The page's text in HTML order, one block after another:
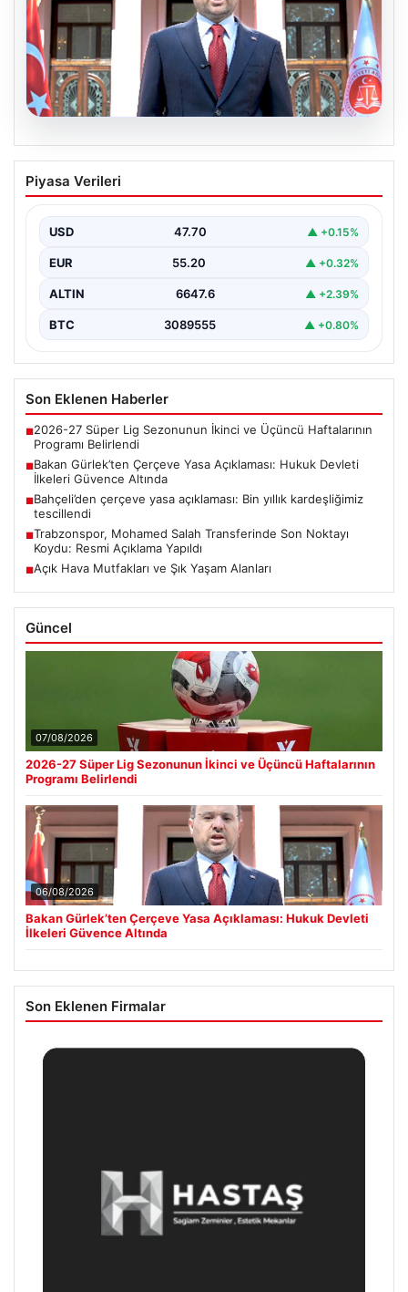
06.08.2026
Bakan Gürlek’ten Çerçeve Yasa
Açıklaması: Hukuk Devleti İlkeleri
Adalet Bakanı Akın Gürlek, Türkiye'nin terörden
yeni çerçeve…
Piyasa Verileri
USD 47.70 ▲ +0.15%
EUR 55.20 ▲ +0.32%
ALTIN 6647.6 ▲ +2.39%
BTC 3089555 ▲ +0.80%
Son Eklenen Haberler
■2026-27 Süper Lig Sezonunun İkinci ve Üçüncü Haftalarının
Programı Belirlendi
■Bakan Gürlek’ten Çerçeve Yasa Açıklaması: Hukuk Devleti
İlkeleri Güvence Altında
■Bahçeli’den çerçeve yasa açıklaması: Bin yıllık kardeşliğimiz
tescillendi
■Trabzonspor, Mohamed Salah Transferinde Son Noktayı
Koydu: Resmi Açıklama Yapıldı
■Açık Hava Mutfakları ve Şık Yaşam Alanları
Güncel
07/08/2026
2026-27 Süper Lig Sezonunun İkinci ve Üçüncü Haftalarının
Programı Belirlendi
06/08/2026
Bakan Gürlek’ten Çerçeve Yasa Açıklaması: Hukuk Devleti
İlkeleri Güvence Altında
Son Eklenen Firmalar